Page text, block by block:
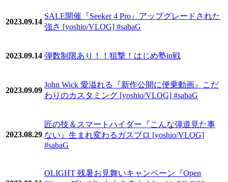
2023.09.14
SALE開催『Seeker 4 Pro』アップグレードされた
強さ [yoshio/VLOG] #sabaG
2023.09.14 弾数制限あり！！狙撃！はじめ塾in戦
2023.09.09
John Wick 愛溢れる『新作公開に便乗動画』こだ
わりのカスタミング [yoshio/VLOG] #sabaG
2023.08.29
匠の技＆スマートハイダー『こんな弾道見た事
ない』生まれ変わるガスブロ [yoshio/VLOG]
#sabaG
OLIGHT 残暑お見舞いキャンペーン『Open